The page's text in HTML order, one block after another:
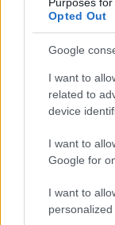
Opted Out
Google
I want to
related to
device
I want to
Google for
I want to
personalized
Zámbó
mindennapokat
Nem tudott
nénitől.